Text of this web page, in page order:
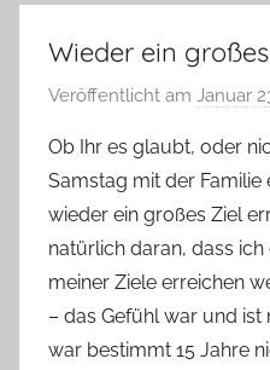
–
Lifestyle,
Rezensionen,
Produkttests
vieles
mehr
Wieder ein
Veröffentlicht am Januar
Ob Ihr es glaubt, oder
Samstag mit der Familie
wieder ein großes Ziel
natürlich daran, dass
meiner Ziele erreichen
– das Gefühl war und
war bestimmt 15 Jahre